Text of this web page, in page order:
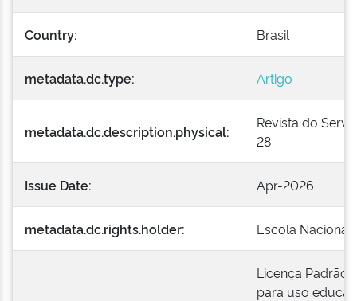
Country: Brasil
metadata.dc.type: Artigo
metadata.dc.description.physical:
Revista do
28
Issue Date: Apr-2026
metadata.dc.rights.holder: Escola Nacional
Licença Padrão
para uso